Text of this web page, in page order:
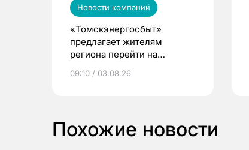
Новости компаний
«Томскэнергосбыт»
предлагает жителям
региона перейти на
выиграть призы
09:10 / 03.08.26
Похожие новости